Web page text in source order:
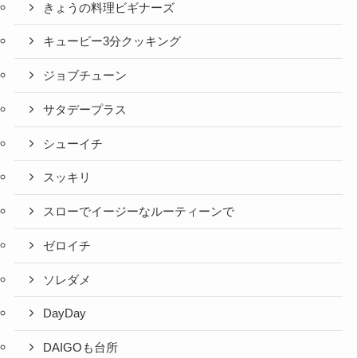
きょうの料理ビギナーズ
キューピー3分クッキング
ジョブチューン
サタデープラス
シューイチ
スッキリ
スローでイージーなルーティーンで
ゼロイチ
ソレダメ
DayDay
DAIGOも台所